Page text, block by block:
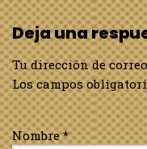
Deja una
Tu dirección de
Los campos
Nombre*